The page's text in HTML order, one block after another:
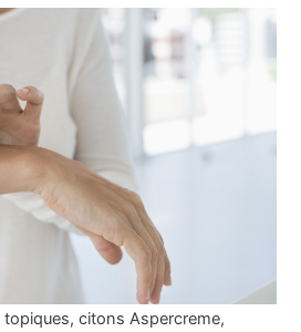
topiques, citons Aspercreme,